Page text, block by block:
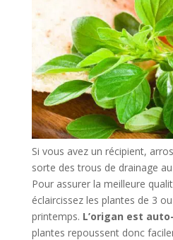
Si vous avez un récipient,
sorte des trous de drainage
Pour assurer la meilleure
éclaircissez les plantes de 3
printemps. L’origan est
plantes repoussent donc